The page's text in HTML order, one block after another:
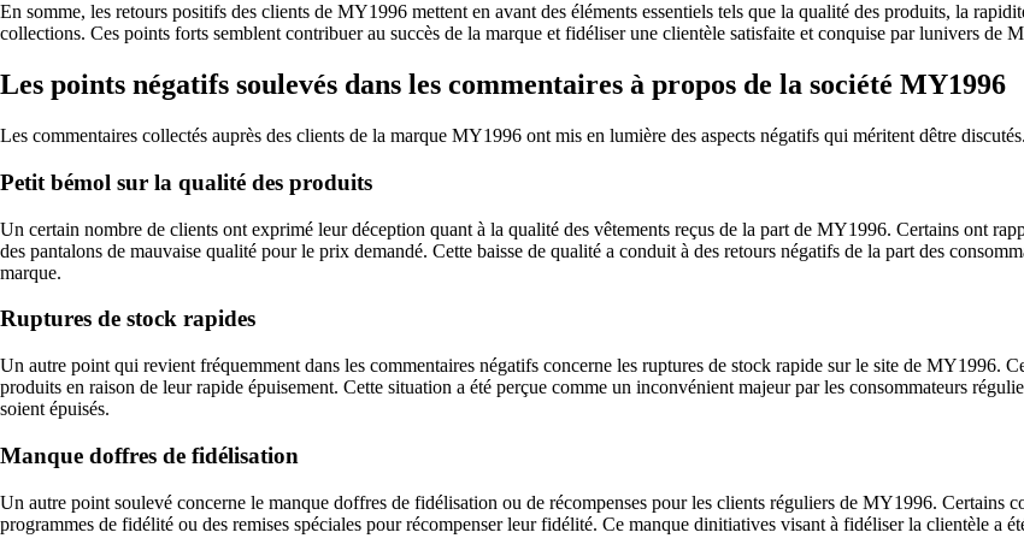
En somme, les retours positifs des clients de MY1996 mettent en avant des éléments essentiels tels que la qualité des produits, la
collections. Ces points forts semblent contribuer au succès de la marque et fidéliser une clientèle satisfaite et conquise par lunivers de
Les points négatifs soulevés dans les commentaires à propos de la société MY1996
Les commentaires collectés auprès des clients de la marque MY1996 ont mis en lumière des aspects négatifs qui méritent dêtre
Petit bémol sur la qualité des produits
Un certain nombre de clients ont exprimé leur déception quant à la qualité des vêtements reçus de la part de MY1996. Certains ont
des pantalons de mauvaise qualité pour le prix demandé. Cette baisse de qualité a conduit à des retours négatifs de la part des
marque.
Ruptures de stock rapides
Un autre point qui revient fréquemment dans les commentaires négatifs concerne les ruptures de stock rapide sur le site de MY1996.
produits en raison de leur rapide épuisement. Cette situation a été perçue comme un inconvénient majeur par les consommateurs
soient épuisés.
Manque doffres de fidélisation
Un autre point soulevé concerne le manque doffres de fidélisation ou de récompenses pour les clients réguliers de MY1996. Certains
programmes de fidélité ou des remises spéciales pour récompenser leur fidélité. Ce manque dinitiatives visant à fidéliser la clientèle a